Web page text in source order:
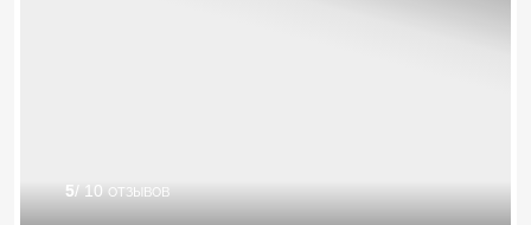
5/ 10 отзывов